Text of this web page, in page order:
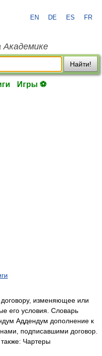
EN DE ES FR
Академике
Найти!
Игры ⚽
изменяющее или
его условия. Словарь
Аддендум дополнение к
подписавшими договор.
Чартеры